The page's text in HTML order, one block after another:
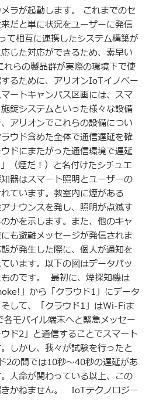
ラが起動します。 これまでのセ
だと単に状況をユーザーに発信
て相互に連携したシステム構築が
じた対応ができるため、素早い
らの製品群が実際の環境下で使
るために、アリオンIoTイノベー
ートキャンパス区画には、スマ
錠システムといった様々な設備
アリオンでこれらの設備につい
ウド含めた全体で通信遅延を確
ドにまたがった通信環境で遅延
（煙だ！）と名付けたシチュエ
器はスマート照明とユーザーの
ています。教室内に煙がある
ナウンスを発し、照明が点滅す
かを示します。また、他のキャ
も避難メッセージが発信されま
が発生した際に、個人が通知を
います。以下の図はデータパッ
のです。 最初に、煙探知機は
」から「クラウド1」にデータ
して、「クラウド1」はWi-Fiま
モバイル端末へと緊急メッセー
ド2」と通信することでスマート
しかし、我々が試験を行ったと
2の間では10秒～40秒の遅延があ
人命が関わっている以上、この
かねません。 IoTテクノロジー